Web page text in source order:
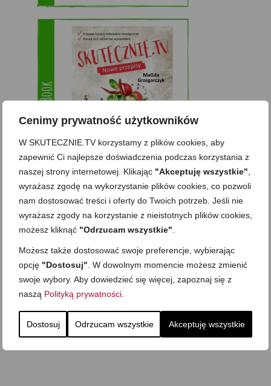
Cenimy prywatność użytkowników
W SKUTECZNIE.TV korzystamy z plików cookies, aby
zapewnić Ci najlepsze doświadczenia podczas korzystania z
naszej strony internetowej. Klikając "Akceptuję wszystkie"
wyrażasz zgodę na wykorzystanie plików cookies, co pozwoli
nam dostosować treści i oferty do Twoich potrzeb. Jeśli nie
wyrażasz zgody na korzystanie z nieistotnych plików cookies,
możesz kliknąć "Odrzucam wszystkie"
Możesz także dostosować swoje preferencje, wybierając
opcję "Dostosuj" . W dowolnym momencie możesz zmienić
swoje wybory. Aby dowiedzieć się więcej, zapoznaj się z
naszą Polityką prywatności
Dostosuj Odrzucam wszystkie Akceptuję wszystkie
Zobacz też
cukru)
cebulą i pomidorem
Zupa kurkowa z
Zapiekany naleśnik z